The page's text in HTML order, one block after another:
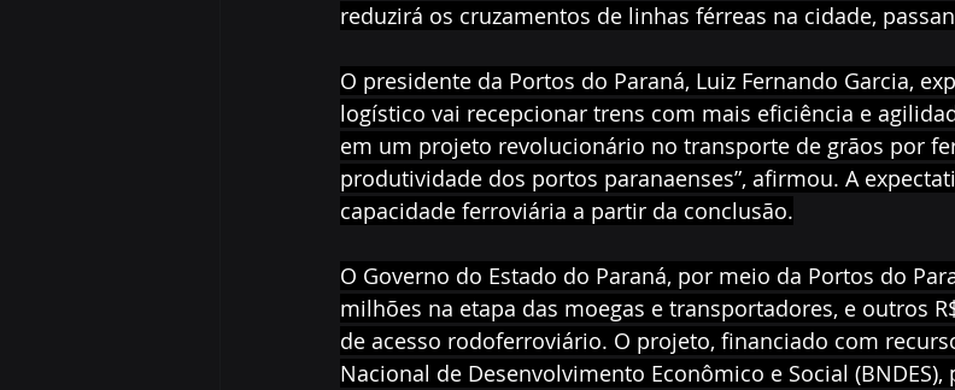
reduzirá os cruzamentos de linhas férreas na cidade,
O presidente da Portos do Paraná, Luiz Fernando Garcia,
logístico vai recepcionar trens com mais eficiência e
em um projeto revolucionário no transporte de grãos por
produtividade dos portos paranaenses”, afirmou. A
capacidade ferroviária a partir da conclusão.
O Governo do Estado do Paraná, por meio da Portos do
milhões na etapa das moegas e transportadores, e outros
de acesso rodoferroviário. O projeto, financiado com
Nacional de Desenvolvimento Econômico e Social